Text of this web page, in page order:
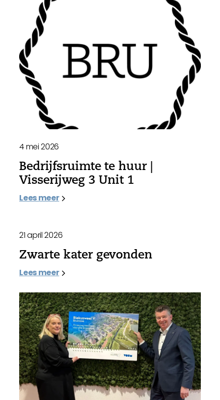
4 mei 2026
Bedrijfsruimte te huur |
Visserijweg 3 Unit 1
Lees meer
21 april 2026
Zwarte kater gevonden
Lees meer